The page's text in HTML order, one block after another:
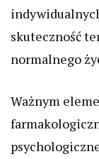
skuteczność
normalnego
Ważnym